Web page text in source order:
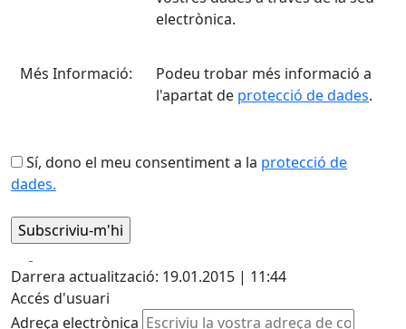
electrònica.
Més Informació:
Podeu trobar més informació a
l'apartat de protecció de dades.
Sí, dono el meu consentiment a la protecció de
dades.
Darrera actualització: 19.01.2015 | 11:44
Accés d'usuari
Adreça electrònica